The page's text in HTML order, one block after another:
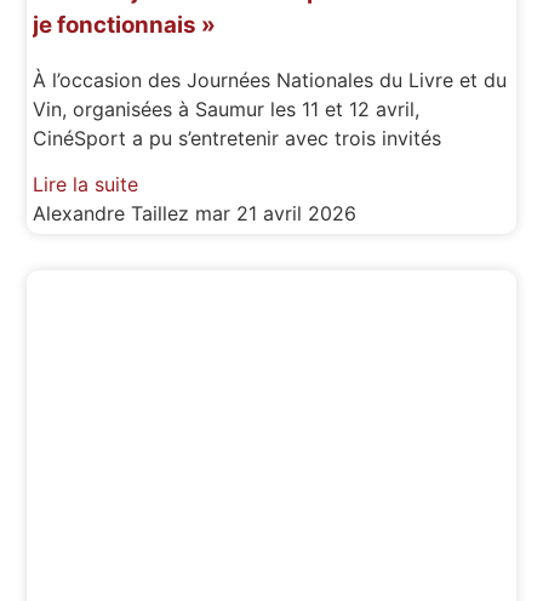
je fonctionnais »
À l’occasion des Journées Nationales du Livre et du
Vin, organisées à Saumur les 11 et 12 avril,
CinéSport a pu s’entretenir avec trois invités
Lire la suite
Alexandre Taillez mar 21 avril 2026